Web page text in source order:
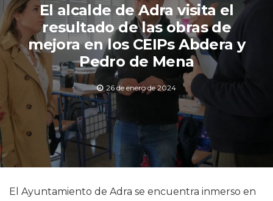
El alcalde de Adra visita el
resultado de las obras de
mejora en los CEIPs Abdera y
Pedro de Mena
26 de enero de 2024
El Ayuntamiento de Adra se encuentra inmerso en